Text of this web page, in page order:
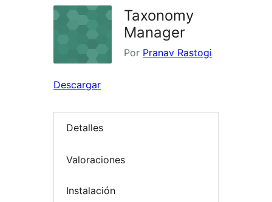
Taxonomy
Manager
Por Pranav Rastogi
Descargar
Detalles
Valoraciones
Instalación